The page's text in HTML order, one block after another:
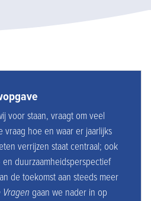
voor staan, vraagt om veel
vraag hoe en waar er jaarlijks
verrijzen staat centraal; ook
duurzaamheidsperspectief
de toekomst aan steeds meer
Vragen gaan we nader in op